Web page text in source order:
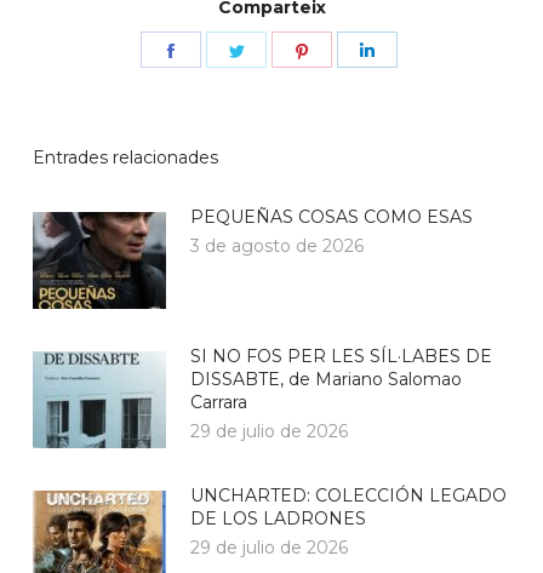
Comparteix
Share
Share
Share
Entrades relacionades
PEQUEÑAS COSAS COMO ESAS
3 de agosto de 2026
SI NO FOS PER LES SÍL·LABES DE
DISSABTE, de Mariano Salomao
Carrara
29 de julio de 2026
UNCHARTED: COLECCIÓN LEGADO
DE LOS LADRONES
29 de julio de 2026